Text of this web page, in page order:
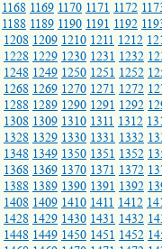
1168 1169 1170 1171 1172
1188 1189 1190 1191 1192
1208 1209 1210 1211 1212
1228 1229 1230 1231 1232
1248 1249 1250 1251 1252
1268 1269 1270 1271 1272
1288 1289 1290 1291 1292
1308 1309 1310 1311 1312
1328 1329 1330 1331 1332
1348 1349 1350 1351 1352
1368 1369 1370 1371 1372
1388 1389 1390 1391 1392
1408 1409 1410 1411 1412
1428 1429 1430 1431 1432
1448 1449 1450 1451 1452